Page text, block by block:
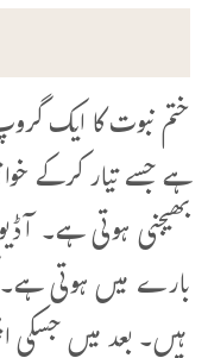
ختم نبوت کا ایک
ہے جسے تیار کرکے
بھیجنی ہوتی ہے۔
ہیں۔ بعد میں جسکی